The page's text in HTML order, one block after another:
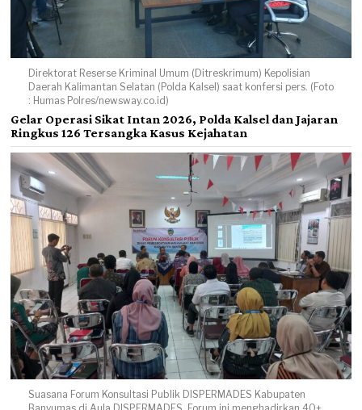
Direktorat Reserse Kriminal Umum (Ditreskrimum) Kepolisian
Daerah Kalimantan Selatan (Polda Kalsel) saat konfersi pers. (Foto
: Humas Polres/newsway.co.id)
Gelar Operasi Sikat Intan 2026, Polda Kalsel dan Jajaran
Ringkus 126 Tersangka Kasus Kejahatan
Suasana Forum Konsultasi Publik DISPERMADES Kabupaten